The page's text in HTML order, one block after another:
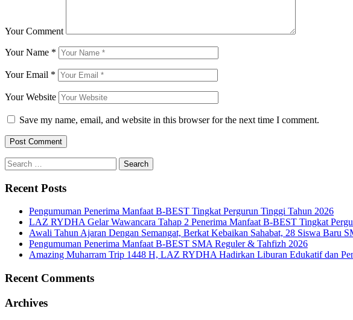
Your Comment
Your Name *
Your Email *
Your Website
Save my name, email, and website in this browser for the next time I comment.
Search
for:
Recent Posts
Pengumuman Penerima Manfaat B-BEST Tingkat Pergurun Tinggi Tahun 2026
LAZ RYDHA Gelar Wawancara Tahap 2 Penerima Manfaat B-BEST Tingkat
Awali Tahun Ajaran Dengan Semangat, Berkat Kebaikan Sahabat, 28 Siswa Baru
Pengumuman Penerima Manfaat B-BEST SMA Reguler & Tahfizh 2026
Amazing Muharram Trip 1448 H, LAZ RYDHA Hadirkan Liburan Edukatif dan
Recent Comments
Archives